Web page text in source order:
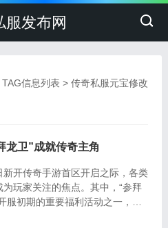
服发布网
TAG信息列表 > 传奇私服元宝修改
龙卫”成就传奇主角
传奇手游首区开启之际，各类
为玩家关注的焦点。其中，“参拜
服初期的重要福利活动之一，不